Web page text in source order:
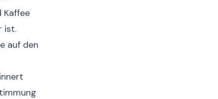
Kaffee
ist.
auf den